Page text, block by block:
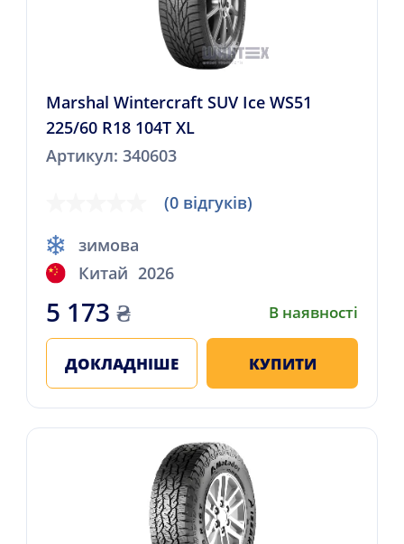
Marshal Wintercraft SUV Ice WS51
225/60 R18 104T XL
Артикул: 340603
(0 відгуків)
зимова
Китай 2026
5 173 ₴ В наявності
ДОКЛАДНІШЕ КУПИТИ